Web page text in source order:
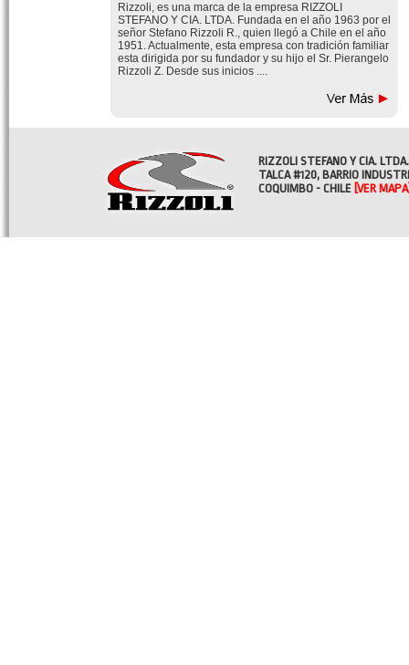
Rizzoli, es una marca de la empresa RIZZOLI
STEFANO Y CIA. LTDA. Fundada en el año 1963 por el
señor Stefano Rizzoli R., quien llegó a Chile en el año
1951. Actualmente, esta empresa con tradición familiar
esta dirigida por su fundador y su hijo el Sr. Pierangelo
Rizzoli Z. Desde sus inicios ....
RIZZOLI STEFANO Y CIA. LTDA.
TALCA #120, BARRIO
COQUIMBO - CHILE [VER